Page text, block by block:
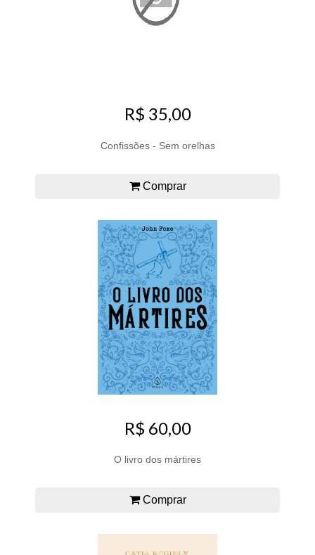
R$ 35,00
Confissões - Sem orelhas
Comprar
R$ 60,00
O livro dos mártires
Comprar